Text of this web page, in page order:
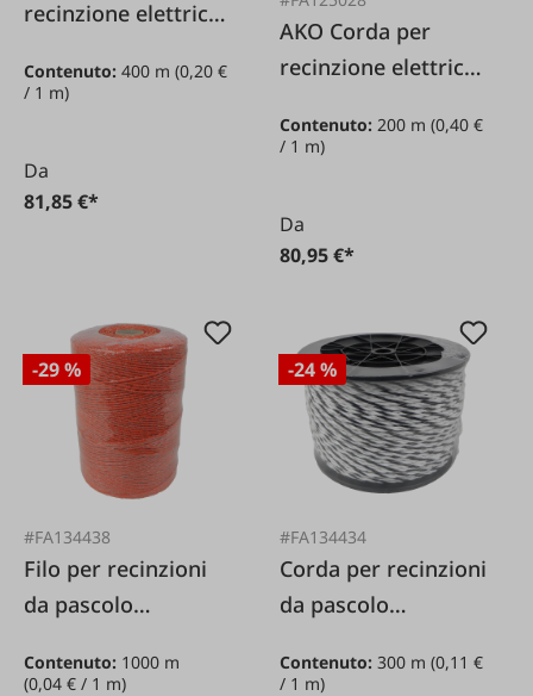
recinzione elettrica
nero/bianco 3 mm /
Contenuto: 400 m (0,20 €
/ 1 m)
Da
81,85 €*
AKO Corda per
recinzione elettrica
mm / 200 m
Contenuto:200 m(0,40 €
/ 1 m)
Da
80,95 €*
-29 %
#FA134438
Filo per recinzioni
da pascolo
1000 m
Contenuto: 1000 m
(0,04 € / 1 m)
-24 %
#FA134434
Corda per recinzioni
da pascolo
300 m
Contenuto:300 m(0,11 €
/ 1 m)